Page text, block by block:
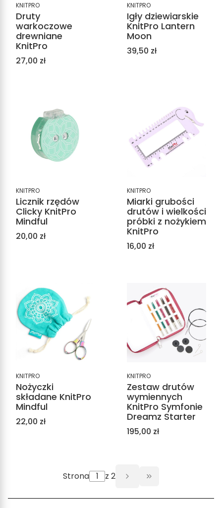
KNITPRO
Druty
warkoczowe
drewniane
KnitPro
Cena
27,00 zł
KNITPRO
Igły dziewiarskie
KnitPro Lantern
Moon
Cena
39,50 zł
KNITPRO
Licznik rzędów
Clicky KnitPro
Mindful
Cena
20,00 zł
KNITPRO
Miarki grubości
drutów i wielkości
próbki z nożykiem
KnitPro
Cena
16,00 zł
KNITPRO
Nożyczki
składane KnitPro
Mindful
Cena
22,00 zł
KNITPRO
Zestaw drutów
wymiennych
KnitPro Symfonie
Dreamz Starter
Cena
195,00 zł
Strona z 2 Przejdź do